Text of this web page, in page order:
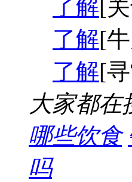
了解[
了解[
了解[
大家都在
哪些饮食
吗